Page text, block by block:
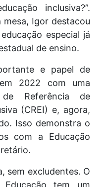
inclusiva?”.
Igor destacou
especial já
de ensino.
e papel de
2022 com uma
Referência de
(CREI) e, agora,
Isso demonstra o
com a Educação
sem excludentes. O
Educação tem um